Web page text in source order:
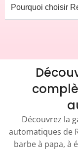
Pourquoi choisir
Découvrez la
automatiques de
barbe à papa, à